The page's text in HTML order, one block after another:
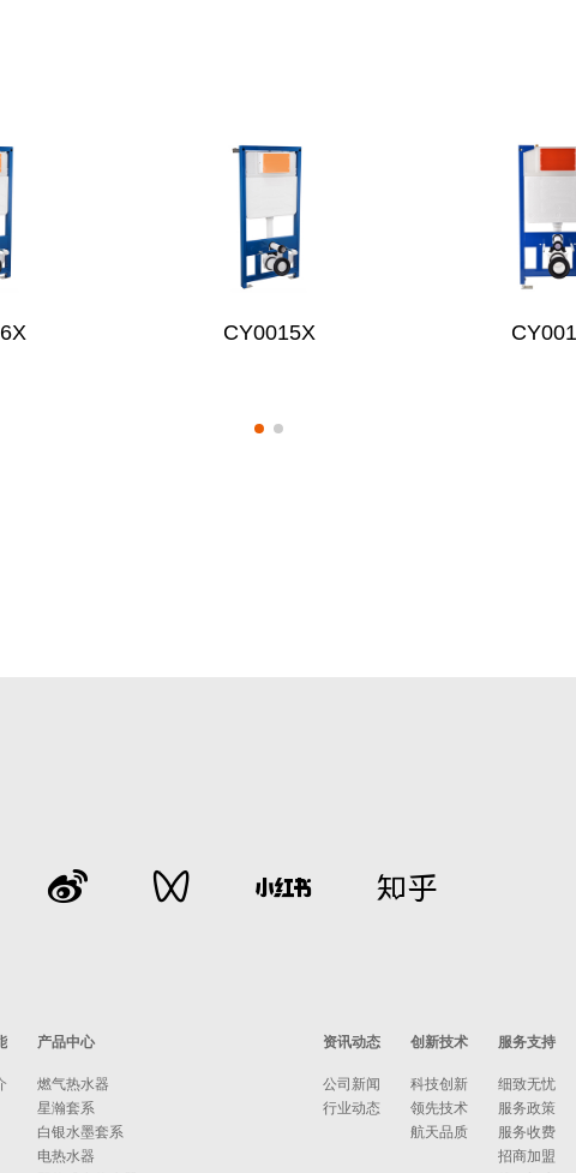
CY0015X
产品中心
燃气热水器
星瀚套系
白银水墨套系
电热水器
资讯动态
公司新闻
行业动态
创新技术
科技创新
领先技术
航天品质
服务支持
细致无忧
服务政策
服务收费
招商加盟